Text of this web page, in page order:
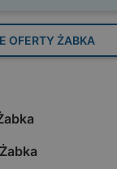
OFERTY ŻABKA